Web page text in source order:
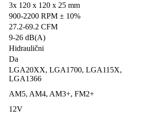
3x 120 x 120 x 25 mm
900-2200 RPM ± 10%
27.2-69.2 CFM
9-26 dB(A)
Hidraulični
Da
LGA20XX, LGA1700, LGA115X,
LGA1366
AM5, AM4, AM3+, FM2+
12V